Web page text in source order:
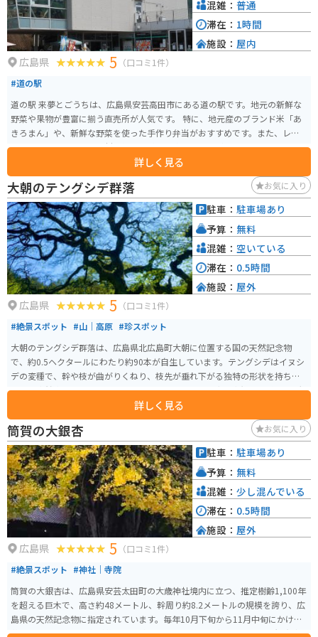
広島県 5 （口コミ1件）
#道の駅
道の駅 来夢とごうちは、広島県安芸高田市にある道の駅です。地元の新鮮な
野菜や果物が豊富に揃う直売所が人気です。 特に、地元産のブランド米「あ
きろまん」や、新鮮な野菜を使った手作り弁当がおすすめです。また、レス
トランでは、地元産の食材を使った料理を楽しむことができます。 バイクで
訪れる場合、道の駅には広い駐車場が完備されているので安心です。周辺に
は、のどかな田園風景が広がっており、ツーリングの休憩スポットとしても
最適です。 道の駅 来夢とごうちからほど近い場所には、歴史的な建造物であ
る吉田郡山城跡や、美しい自然を楽しめる深入山など、観光スポットも点在
しています。
詳しく見る
混雑： 普通
滞在： 1時間
施設： 屋内
大朝のテングシデ群落 お気に入り
広島県 5 （口コミ1件）
#絶景スポット #山｜高原 #珍スポット
大朝のテングシデ群落は、広島県北広島町大朝に位置する国の天然記念物
で、約0.5ヘクタールにわたり約90本が自生しています。テングシデはイヌシ
デの変種で、幹や枝が曲がりくねり、枝先が垂れ下がる独特の形状を持ち、
これは突然変異によるものとされています。群落には胸高直径10cm以上の大
木が多く、地元には「この木に登れば天狗に投げられる」という伝承もあ
り、地域住民によって長年保護されています。
詳しく見る
駐車： 駐車場あり
予算： 無料
混雑： 空いている
滞在： 0.5時間
施設： 屋外
筒賀の大銀杏 お気に入り
広島県 5 （口コミ1件）
#絶景スポット #神社｜寺院
筒賀の大銀杏は、広島県安芸太田町の大歳神社境内に立つ、推定樹齢1,100年
を超える巨木で、高さ約48メートル、幹周り約8.2メートルの規模を誇り、広
島県の天然記念物に指定されています。毎年10月下旬から11月中旬にかけて
黄葉し、落葉後は境内が黄金色の絨毯のように美しく彩られ、多くの観光客
駐車： 駐車場あり
予算： 無料
混雑： 少し混んでいる
滞在： 0.5時間
施設： 屋外